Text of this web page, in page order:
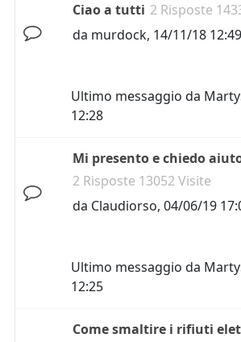
Ciao a tutti 2 Risposte
da murdock, 14/11/18 12:49
Ultimo messaggio da
12:28
Mi presento e chiedo
2 Risposte 13052 Visite
da Claudiorso, 04/06/19
Ultimo messaggio da
12:25
Come smaltire i rifiuti